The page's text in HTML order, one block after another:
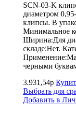
SCN-03-K
диаметром
клипсы. В
Минимальное
Ширина:Для
складе:Нет.
черными
3.931,54р
Выбрать для
Добавить в